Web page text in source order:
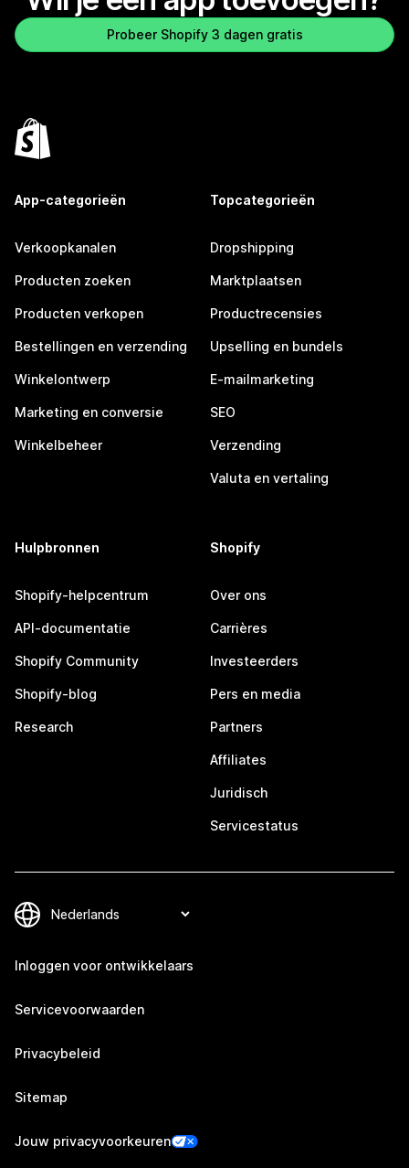
Probeer Shopify 3 dagen gratis
App-categorieën
Verkoopkanalen
Producten zoeken
Producten verkopen
Bestellingen en verzending
Winkelontwerp
Marketing en conversie
Winkelbeheer
Topcategorieën
Dropshipping
Marktplaatsen
Productrecensies
Upselling en bundels
E-mailmarketing
SEO
Verzending
Valuta en vertaling
Hulpbronnen
Shopify-helpcentrum
API-documentatie
Shopify Community
Shopify-blog
Research
Shopify
Over ons
Carrières
Investeerders
Pers en media
Partners
Affiliates
Juridisch
Servicestatus
Inloggen voor ontwikkelaars
Servicevoorwaarden
Privacybeleid
Sitemap
Jouw privacyvoorkeuren